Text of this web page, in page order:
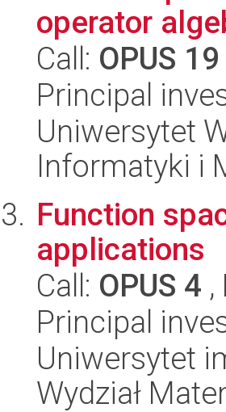
operator
Call: OPUS 19
Principal
Uniwersytet
Informatyki i
Function
applications
Call: OPUS 4 ,
Principal
Uniwersytet
Wydział